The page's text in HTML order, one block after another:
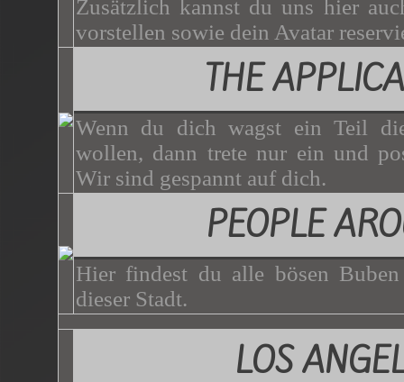
Zusätzlich kannst du uns hier
vorstellen sowie dein Avatar
THE
Wenn du dich wagst ein Teil
wollen, dann trete nur ein und
Wir sind gespannt auf dich.
PEOPLE
Hier findest du alle bösen
dieser Stadt.
LOS